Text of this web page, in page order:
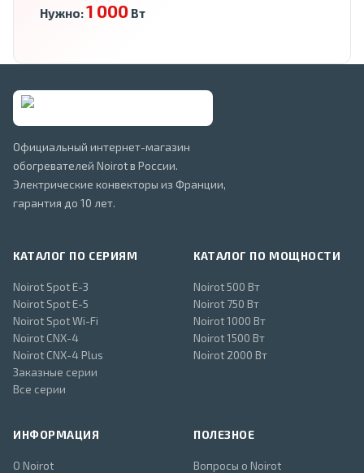
Нужно:1 000Вт
Официальный интернет-магазин
обогревателей Noirot в России.
Электрические конвекторы из Франции,
гарантия до 10 лет.
КАТАЛОГ ПО СЕРИЯМ
Noirot Spot E-3
Noirot Spot E-5
Noirot Spot Wi-Fi
Noirot CNX-4
Noirot CNX-4 Plus
Заказные серии
Все серии
КАТАЛОГ ПО МОЩНОСТИ
Noirot 500 Вт
Noirot 750 Вт
Noirot 1000 Вт
Noirot 1500 Вт
Noirot 2000 Вт
ИНФОРМАЦИЯ
О Noirot
ПОЛЕЗНОЕ
Вопросы о Noirot